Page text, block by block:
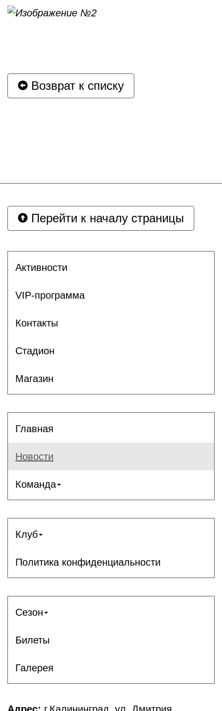
Возврат к списку
Перейти к началу страницы
Активности
VIP-программа
Контакты
Стадион
Магазин
Главная
Новости
Команда
Клуб
Политика конфиденциальности
Сезон
Билеты
Галерея